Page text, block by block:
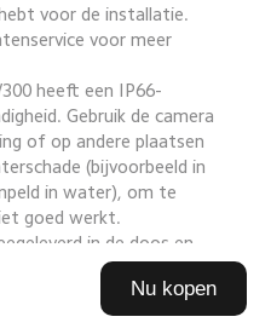
Nu kopen
voor de installatie.
voor meer
heeft een IP66-
Gebruik de camera
of op andere plaatsen
(bijvoorbeeld in
in water), om te
goed werkt.
in de doos en
als u lokale opslagfuncties
een maximale
alleen FAT32-